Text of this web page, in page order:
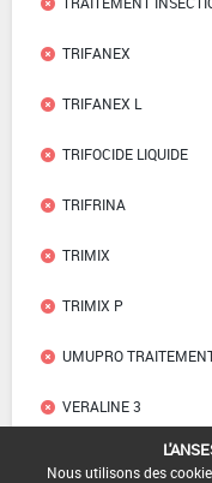
TRIFANEX
TRIFANEX L
TRIFOCIDE LIQUIDE
TRIFRINA
TRIMIX
TRIMIX P
UMUPRO
VERALINE 3
VILMORIN
Nous utilisons des